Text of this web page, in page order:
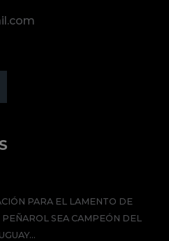
PARA EL LAMENTO DE
SEA CAMPEÓN DEL